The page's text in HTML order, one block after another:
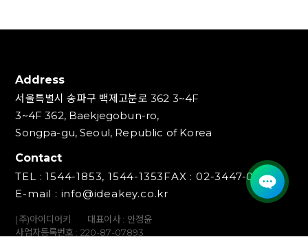
Address
서울특별시 송파구 백제고분로 362 3~4F
3~4F 362, Baekjegobun-ro,
Songpa-gu, Seoul, Republic of Korea
Contact
TEL : 1544-1853, 1544-1353FAX : 02-3447-0700
E-mail : info@ideakey.co.kr
(주)아이디어키
대표이사 : 안정윤
사업자등록번호 : 220‍-87-07893